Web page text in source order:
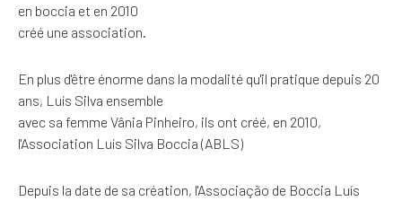
en boccia et en 2010
créé une association.
En plus d'être énorme dans la modalité qu'il pratique depuis 20
ans, Luís Silva ensemble
avec sa femme Vânia Pinheiro, ils ont créé, en 2010,
l'Association Luís Silva Boccia (ABLS)
Depuis la date de sa création, l'Associação de Boccia Luís